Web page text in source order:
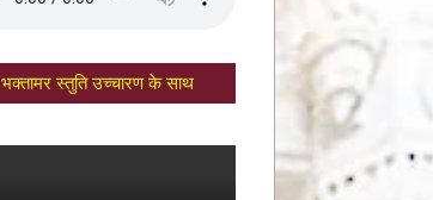
भक्तामर स्तुति उच्चारण के साथ